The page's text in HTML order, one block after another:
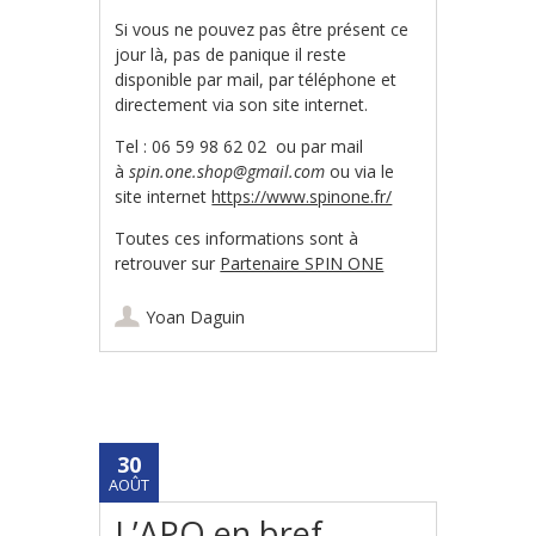
Si vous ne pouvez pas être présent ce
jour là, pas de panique il reste
disponible par mail, par téléphone et
directement via son site internet.
Tel : 06 59 98 62 02 ou par mail
àspin.one.shop@gmail.com ou via le
site internethttps://www.spinone.fr/
Toutes ces informations sont à
retrouver sur Partenaire SPIN ONE
Yoan Daguin
30
AOÛT